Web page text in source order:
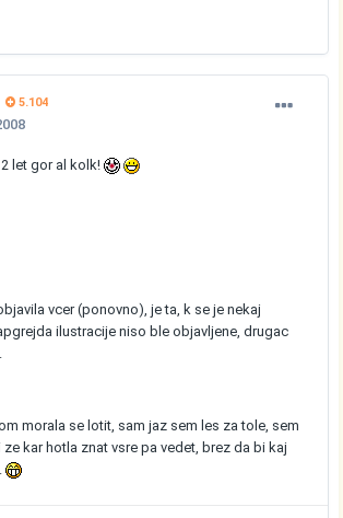
5.104
2 let gor al kolk!
vcer (ponovno), je ta, k se je nekaj
ilustracije niso ble objavljene, drugac
morala se lotit, sam jaz sem les za tole, sem
kar hotla znat vsre pa vedet, brez da bi kaj